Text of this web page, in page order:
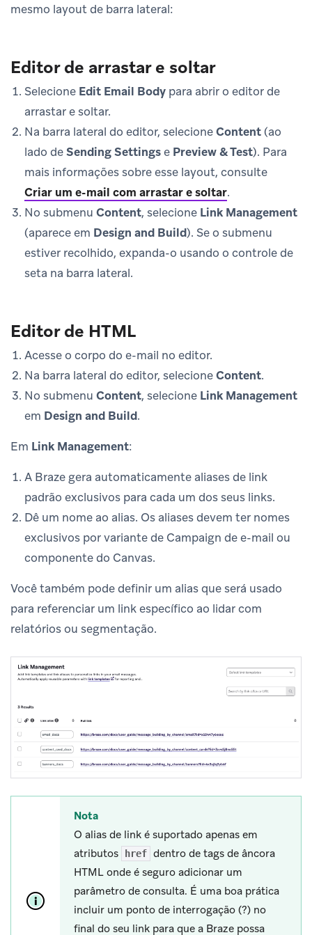
mesmo layout de barra lateral:
Editor de arrastar e soltar
Selecione Edit Email Body para abrir o editor de
arrastar e soltar.
Na barra lateral do editor, selecioneContent(ao
lado deSending Settingse Preview & Test). Para
mais informações sobre esse layout, consulte
Criar um e-mail com arrastar e soltar.
No submenu Content, selecione Link Management
(aparece em Design and Build). Se o submenu
estiver recolhido, expanda-o usando o controle de
seta na barra lateral.
Editor de HTML
Acesse o corpo do e-mail no editor.
Na barra lateral do editor, selecioneContent.
No submenu Content, selecione Link Management
em Design and Build.
Em Link Management:
A Braze gera automaticamente aliases de link
padrão exclusivos para cada um dos seus links.
Dê um nome ao alias. Os aliases devem ter nomes
exclusivos por variante de Campaign de e-mail ou
componente do Canvas.
Você também pode definir um alias que será usado
para referenciar um link específico ao lidar com
relatórios ou segmentação.
Nota
O alias de link é suportado apenas em
atributos
href dentro de tags de âncora
HTML onde é seguro adicionar um
parâmetro de consulta. É uma boa prática
incluir um ponto de interrogação (?) no
final do seu link para que a Braze possa